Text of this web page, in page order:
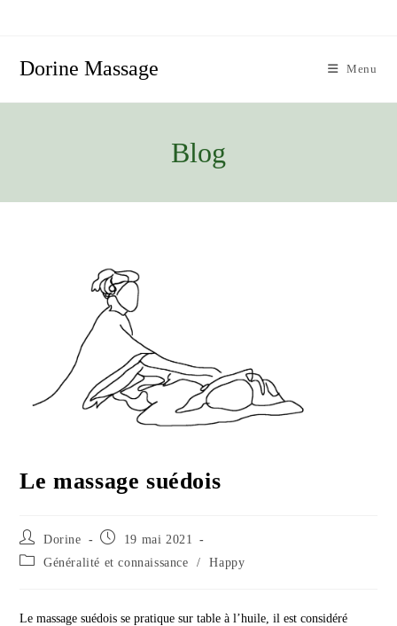
Dorine Massage Menu
Blog
Le massage suédois
Auteur/autrice
de
la
Dorine
Publication
19 mai 2021
Post Généralité et connaissance / Happy
Le massage suédois se pratique sur table à l’huile, il est considéré